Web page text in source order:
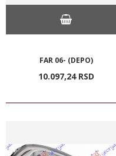
FAR 06- (DEPO)
10.097,24 RSD